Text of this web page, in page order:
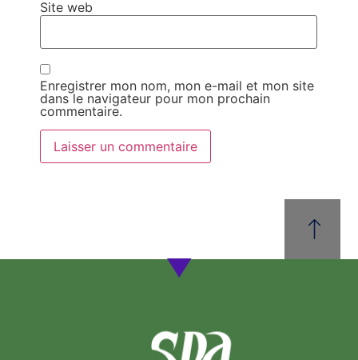
Site web
Enregistrer mon nom, mon e-mail et mon site
dans le navigateur pour mon prochain
commentaire.